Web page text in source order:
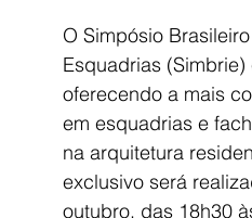
O Simpósio
Esquadrias
oferecendo a mais
em esquadrias e
na arquitetura
exclusivo será
outubro, das 18h30